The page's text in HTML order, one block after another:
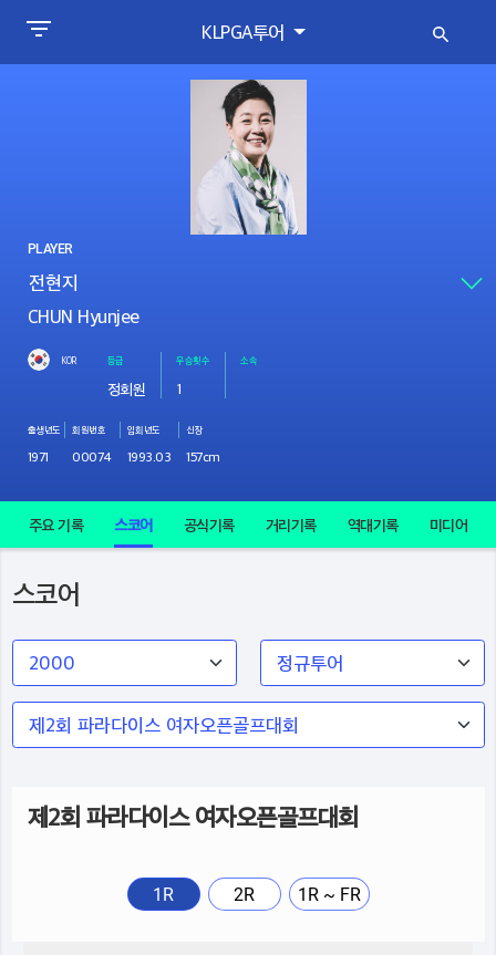
KLPGA투어
PLAYER
CHUN Hyunjee
KOR 등급
정회원
우승횟수
1
소속
출생년도
1971
회원번호
00074
입회년도
1993.03
신장
157cm
주요 기록 스코어 공식기록 거리기록 역대기록 미디어
스코어
제2회 파라다이스 여자오픈골프대회
1R 2R 1R ~ FR